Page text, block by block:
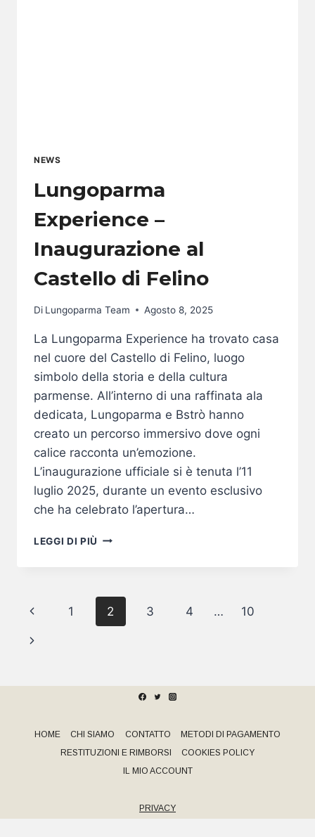
NEWS
Lungoparma
Experience –
Inaugurazione al
Castello di Felino
Di Lungoparma Team Agosto 8, 2025
La Lungoparma Experience ha trovato casa
nel cuore del Castello di Felino, luogo
simbolo della storia e della cultura
parmense. All’interno di una raffinata ala
dedicata, Lungoparma e Bstrò hanno
creato un percorso immersivo dove ogni
calice racconta un’emozione.
L’inaugurazione ufficiale si è tenuta l’11
luglio 2025, durante un evento esclusivo
che ha celebrato l’apertura…
LEGGI DI PIÙ LUNGOPARMA
AL
CASTELLO
DI
Navigazione
pagina
Pagina
Precedente
1 2 3 4 … 10
Pagina
HOME CHI SIAMO CONTATTO
METODI DI PAGAMENTO
RESTITUZIONI E RIMBORSI
COOKIES POLICY
IL MIO ACCOUNT
PRIVACY